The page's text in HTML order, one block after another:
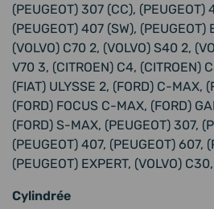
(PEUGEOT) 307 (CC), (PEUGEOT)
(PEUGEOT) 407 (SW), (PEUGEOT)
(VOLVO) C70 2, (VOLVO) S40 2,
V70 3, (CITROEN) C4, (CITROEN)
(FIAT) ULYSSE 2, (FORD) C-MAX,
(FORD) FOCUS C-MAX, (FORD)
(FORD) S-MAX, (PEUGEOT) 307,
(PEUGEOT) 407, (PEUGEOT) 607,
(PEUGEOT) EXPERT, (VOLVO)
Cylindrée